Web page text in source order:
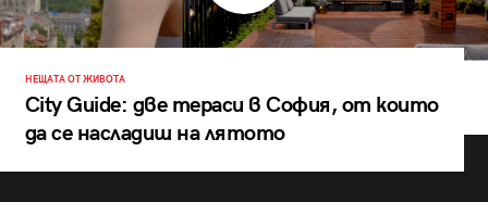
НЕЩАТА ОТ ЖИВОТА
City Guide: две тераси в София, от които
да се насладиш на лятото